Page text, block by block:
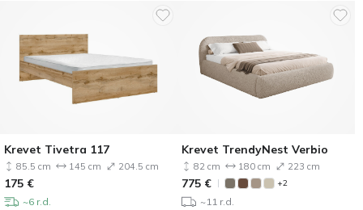
Krevet Tivetra 117
85.5 cm 145 cm 204.5 cm
175 €
~6 r.d.
Krevet TrendyNest Verbio
82 cm 180 cm 223 cm
775 € +2
~11 r.d.